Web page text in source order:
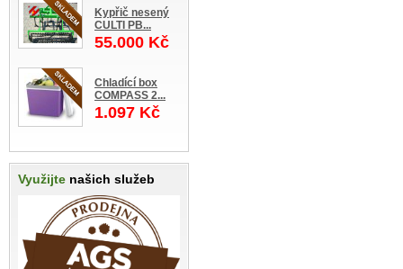
Kypřič nesený
CULTI PB...
55.000 Kč
Chladící box
COMPASS 2...
1.097 Kč
Využijte našich služeb